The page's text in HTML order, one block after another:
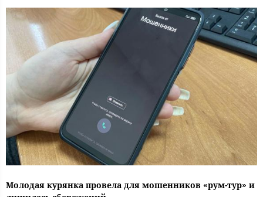
Молодая курянка провела для мошенников «рум-тур» и